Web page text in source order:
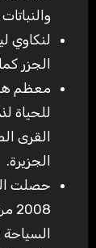
لنكاوي
الجزر
معظم
للحياة
القرى
الجزيرة.
حصلت